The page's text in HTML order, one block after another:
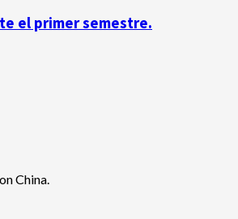
el primer semestre.